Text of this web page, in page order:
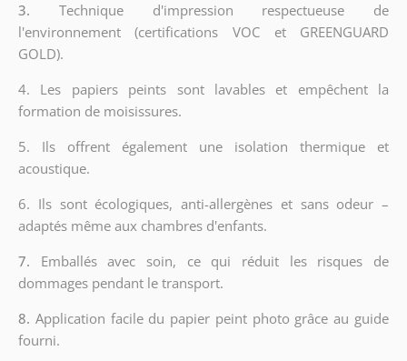
3. Technique d'impression respectueuse de
l'environnement (certifications VOC et GREENGUARD
GOLD).
4. Les papiers peints sont lavables et empêchent la
formation de moisissures.
5. Ils offrent également une isolation thermique et
acoustique.
6. Ils sont écologiques, anti-allergènes et sans odeur –
adaptés même aux chambres d'enfants.
7. Emballés avec soin, ce qui réduit les risques de
dommages pendant le transport.
8. Application facile du papier peint photo grâce au guide
fourni.